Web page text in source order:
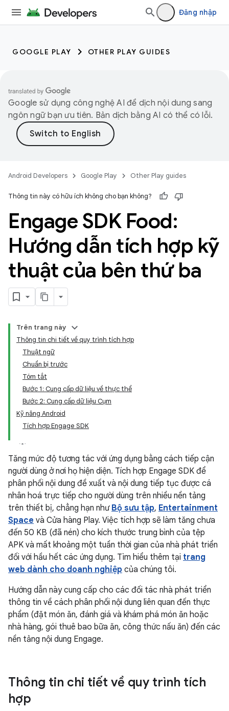
Đăng nhập
GOOGLE PLAY OTHER PLAY GUIDES
Google sử dụng công nghệ AI để dịch nội dung sang
ngôn ngữ bạn ưu tiên. Bản dịch bằng AI có thể có lỗi.
Android Developers Google Play Other Play guides
Thông tin này có hữu ích không cho bạn không?
Engage SDK Food:
Hướng dẫn tích hợp kỹ
thuật của bên thứ ba
Trên trang này
Thông tin chi tiết về quy trình tích hợp
Thuật ngữ
Chuẩn bị trước
Tóm tắt
Bước 1: Cung cấp dữ liệu về thực thể
Bước 2: Cung cấp dữ liệu Cụm
Kỹ năng Android
Tích hợp Engage SDK
Tăng mức độ tương tác với ứng dụng bằng cách tiếp cận
người dùng ở nơi họ hiện diện. Tích hợp Engage SDK để
phân phối nội dung đề xuất và nội dung tiếp tục được cá
nhân hoá trực tiếp cho người dùng trên nhiều nền tảng
trên thiết bị, chẳng hạn như Bộ sưu tập, Entertainment
Space và Cửa hàng Play. Việc tích hợp sẽ làm tăng chưa
đến 50 KB (đã nén) cho kích thước trung bình của tệp
APK và mất khoảng một tuần thời gian của nhà phát triển
đối với hầu hết các ứng dụng. Tìm hiểu thêm tại trang
web dành cho doanh nghiệp của chúng tôi.
Hướng dẫn này cung cấp cho các đối tác nhà phát triển
thông tin về cách phân phối nội dung liên quan đến thực
phẩm (đặt món ăn, đánh giá và khám phá món ăn hoặc
nhà hàng, gói thuê bao bữa ăn, công thức nấu ăn) đến các
nền tảng nội dung Engage.
Thông tin chi tiết về quy trình tích
hợp